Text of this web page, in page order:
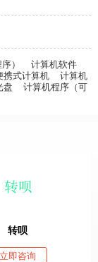
）
计算机软件
携式计算机
计算机
盘
计算机程序（可
转呗
立即咨询